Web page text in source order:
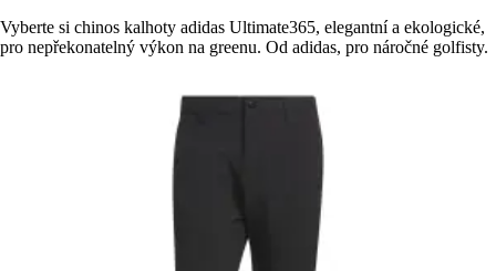
Vyberte si chinos kalhoty adidas Ultimate365, elegantní a ekologické,
pro nepřekonatelný výkon na greenu. Od adidas, pro náročné golfisty.